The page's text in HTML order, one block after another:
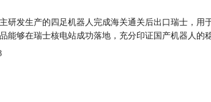
研发生产的四足机器人完成海关通关后出口瑞士，用
能够在瑞士核电站成功落地，充分印证国产机器人的